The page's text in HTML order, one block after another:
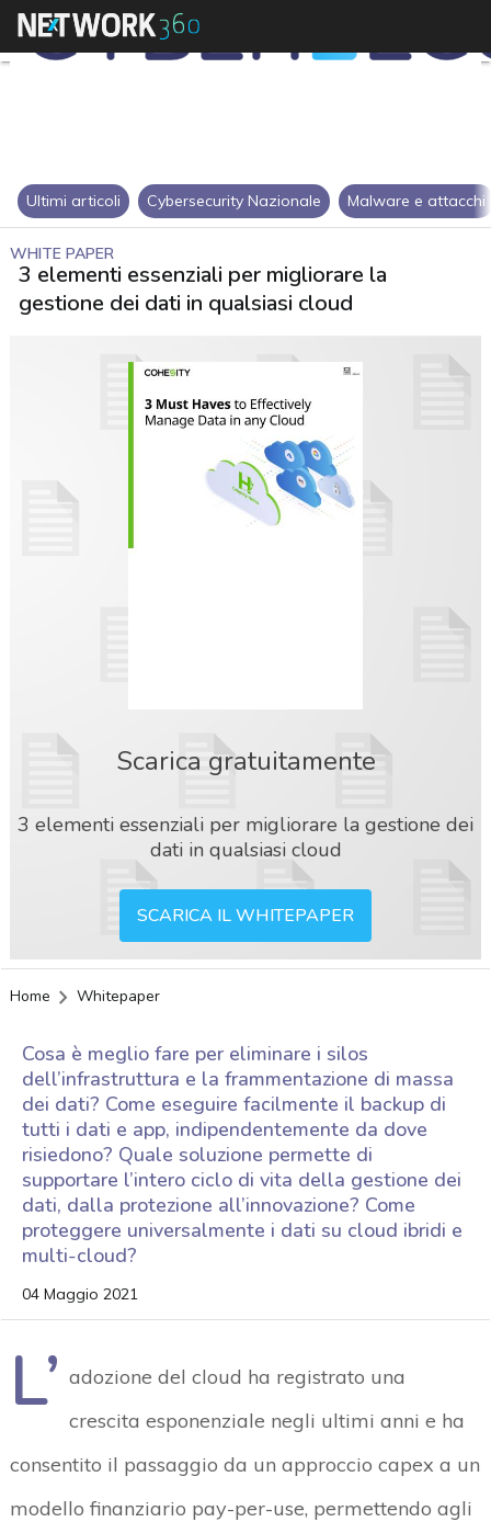
Ultimi articoli Cybersecurity Nazionale Malware e attacchi
WHITE PAPER
3 elementi essenziali per migliorare la
gestione dei dati in qualsiasi cloud
Scarica gratuitamente
3 elementi essenziali per migliorare la gestione dei
dati in qualsiasi cloud
SCARICA IL WHITEPAPER
Home Whitepaper
Cosa è meglio fare per eliminare i silos
dell’infrastruttura e la frammentazione di massa
dei dati? Come eseguire facilmente il backup di
tutti i dati e app, indipendentemente da dove
risiedono? Quale soluzione permette di
supportare l’intero ciclo di vita della gestione dei
dati, dalla protezione all’innovazione? Come
proteggere universalmente i dati su cloud ibridi e
multi-cloud?
04 Maggio 2021
L’ adozione del cloud ha registrato una
crescita esponenziale negli ultimi anni e ha
consentito il passaggio da un approccio capex a un
modello finanziario pay-per-use, permettendo agli